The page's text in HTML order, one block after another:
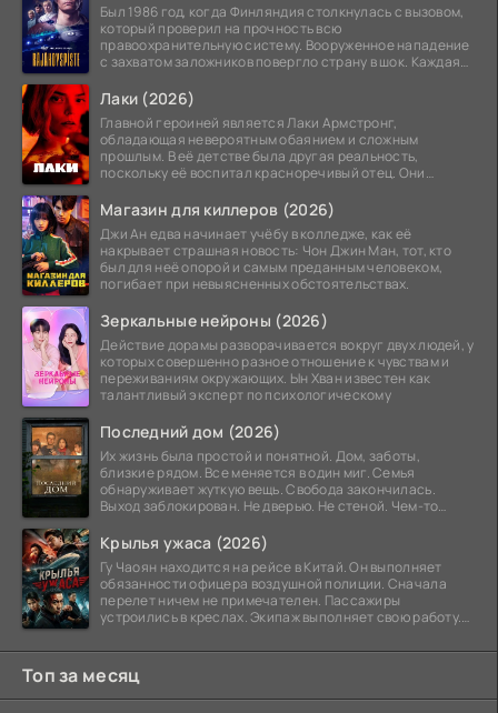
Был 1986 год, когда Финляндия столкнулась с вызовом,
который проверил на прочность всю
правоохранительную систему. Вооруженное нападение
с захватом заложников повергло страну в шок. Каждая
Лаки (2026)
Главной героиней является Лаки Армстронг,
обладающая невероятным обаянием и сложным
прошлым. В её детстве была другая реальность,
поскольку её воспитал красноречивый отец. Они
Магазин для киллеров (2026)
Джи Ан едва начинает учёбу в колледже, как её
накрывает страшная новость: Чон Джин Ман, тот, кто
был для неё опорой и самым преданным человеком,
погибает при невыясненных обстоятельствах.
Зеркальные нейроны (2026)
Действие дорамы разворачивается вокруг двух людей, у
которых совершенно разное отношение к чувствам и
переживаниям окружающих. Ын Хван известен как
талантливый эксперт по психологическому
Последний дом (2026)
Их жизнь была простой и понятной. Дом, заботы,
близкие рядом. Все меняется в один миг. Семья
обнаруживает жуткую вещь. Свобода закончилась.
Выход заблокирован. Не дверью. Не стеной. Чем-то
Крылья ужаса (2026)
Гу Чаоян находится на рейсе в Китай. Он выполняет
обязанности офицера воздушной полиции. Сначала
перелет ничем не примечателен. Пассажиры
устроились в креслах. Экипаж выполняет свою работу.
Топ за месяц